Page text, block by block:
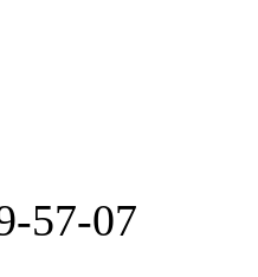
57-07